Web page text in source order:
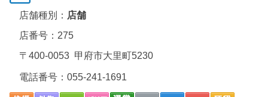
店舗種別： 店舗
店番号：275
〒400-0053 甲府市大里町5230
電話番号： 055-241-1691